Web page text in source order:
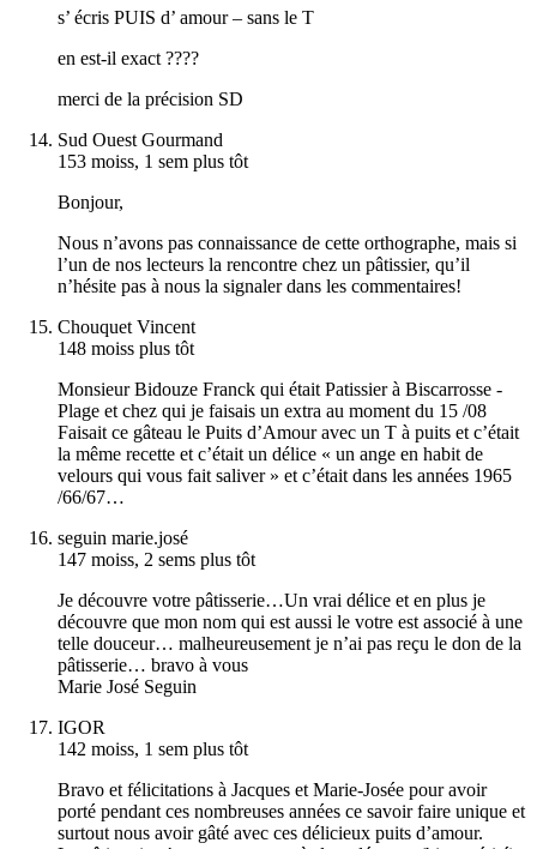
s’ écris PUIS d’ amour – sans le T
en est-il exact ????
merci de la précision SD
Sud Ouest Gourmand
153 moiss, 1 sem plus tôt
Bonjour,
Nous n’avons pas connaissance de cette orthographe, mais si
l’un de nos lecteurs la rencontre chez un pâtissier, qu’il
n’hésite pas à nous la signaler dans les commentaires!
Chouquet Vincent
148 moiss plus tôt
Monsieur Bidouze Franck qui était Patissier à Biscarrosse -
Plage et chez qui je faisais un extra au moment du 15 /08
Faisait ce gâteau le Puits d’Amour avec un T à puits et c’était
la même recette et c’était un délice « un ange en habit de
velours qui vous fait saliver » et c’était dans les années 1965
/66/67…
seguin marie.josé
147 moiss, 2 sems plus tôt
Je découvre votre pâtisserie…Un vrai délice et en plus je
découvre que mon nom qui est aussi le votre est associé à une
telle douceur… malheureusement je n’ai pas reçu le don de la
pâtisserie… bravo à vous
Marie José Seguin
IGOR
142 moiss, 1 sem plus tôt
Bravo et félicitations à Jacques et Marie-Josée pour avoir
porté pendant ces nombreuses années ce savoir faire unique et
surtout nous avoir gâté avec ces délicieux puits d’amour.